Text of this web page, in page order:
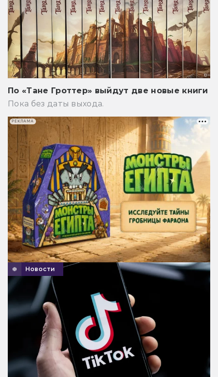
По «Тане Гроттер» выйдут две новые книги
Пока без даты выхода.
Новости
РЕКЛАМА